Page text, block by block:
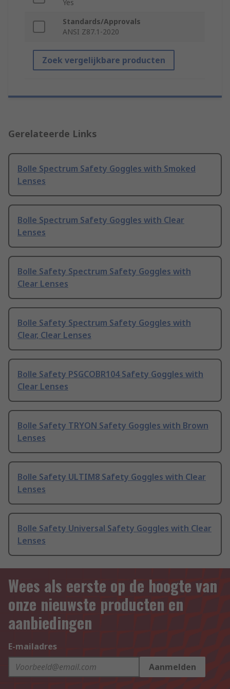
Yes
Standards/Approvals
ANSI Z87.1-2020
Zoek vergelijkbare producten
Gerelateerde Links
Bolle Spectrum Safety Goggles with Smoked
Lenses
Bolle Spectrum Safety Goggles with Clear
Lenses
Bolle Safety Spectrum Safety Goggles with
Clear Lenses
Bolle Safety Spectrum Safety Goggles with
Clear, Clear Lenses
Bolle Safety PSGCOBR104 Safety Goggles with
Clear Lenses
Bolle Safety TRYON Safety Goggles with Brown
Lenses
Bolle Safety ULTIM8 Safety Goggles with Clear
Lenses
Bolle Safety Universal Safety Goggles with Clear
Lenses
Wees als eerste op de hoogte van
onze nieuwste producten en
aanbiedingen
E-mailadres
Aanmelden